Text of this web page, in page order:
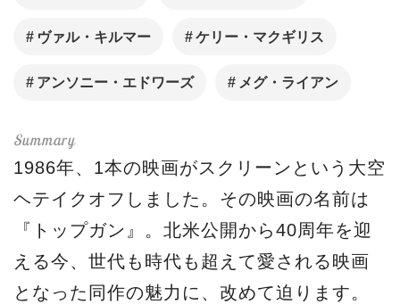
ヴァル・キルマー ケリー・マクギリス
アンソニー・エドワーズ メグ・ライアン
1986年、1本の映画がスクリーンという大空
ヘテイクオフしました。その映画の名前は
『トップガン』。北米公開から40周年を迎
える今、世代も時代も超えて愛される映画
となった同作の魅力に、改めて迫ります。